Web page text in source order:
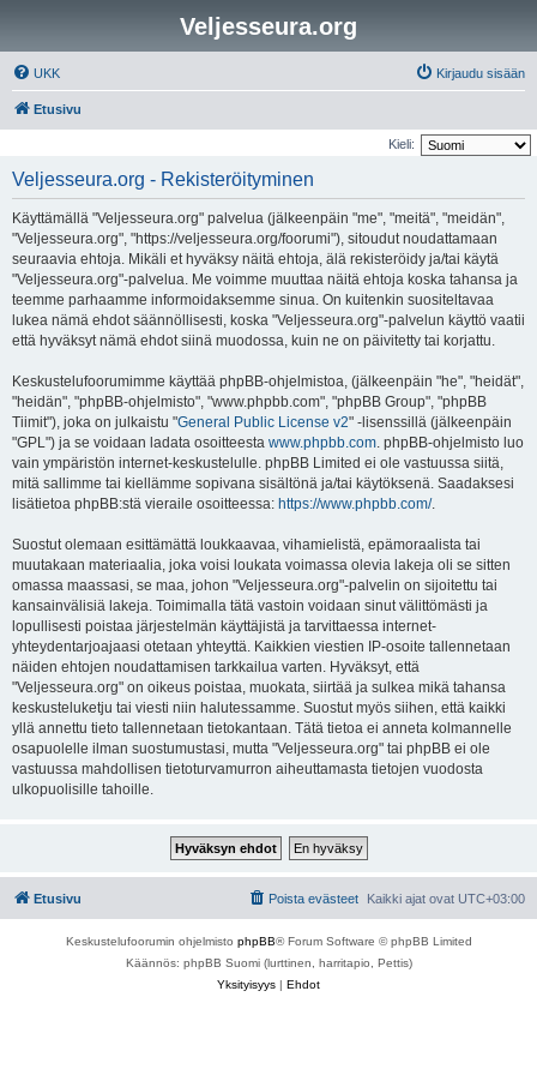
Veljesseura.org
UKK Kirjaudu sisään
Etusivu
Kieli:
Veljesseura.org - Rekisteröityminen
Käyttämällä "Veljesseura.org" palvelua (jälkeenpäin "me", "meitä", "meidän",
"Veljesseura.org", "https://veljesseura.org/foorumi"), sitoudut noudattamaan
seuraavia ehtoja. Mikäli et hyväksy näitä ehtoja, älä rekisteröidy ja/tai käytä
"Veljesseura.org"-palvelua. Me voimme muuttaa näitä ehtoja koska tahansa ja
teemme parhaamme informoidaksemme sinua. On kuitenkin suositeltavaa
lukea nämä ehdot säännöllisesti, koska "Veljesseura.org"-palvelun käyttö vaatii
että hyväksyt nämä ehdot siinä muodossa, kuin ne on päivitetty tai korjattu.
Keskustelufoorumimme käyttää phpBB-ohjelmistoa, (jälkeenpäin "he", "heidät",
"heidän", "phpBB-ohjelmisto", "www.phpbb.com", "phpBB Group", "phpBB
Tiimit"), joka on julkaistu "General Public License v2" -lisenssillä (jälkeenpäin
"GPL") ja se voidaan ladata osoitteesta www.phpbb.com. phpBB-ohjelmisto luo
vain ympäristön internet-keskustelulle. phpBB Limited ei ole vastuussa siitä,
mitä sallimme tai kiellämme sopivana sisältönä ja/tai käytöksenä. Saadaksesi
lisätietoa phpBB:stä vieraile osoitteessa: https://www.phpbb.com/.
Suostut olemaan esittämättä loukkaavaa, vihamielistä, epämoraalista tai
muutakaan materiaalia, joka voisi loukata voimassa olevia lakeja oli se sitten
omassa maassasi, se maa, johon "Veljesseura.org"-palvelin on sijoitettu tai
kansainvälisiä lakeja. Toimimalla tätä vastoin voidaan sinut välittömästi ja
lopullisesti poistaa järjestelmän käyttäjistä ja tarvittaessa internet-
yhteydentarjoajaasi otetaan yhteyttä. Kaikkien viestien IP-osoite tallennetaan
näiden ehtojen noudattamisen tarkkailua varten. Hyväksyt, että
"Veljesseura.org" on oikeus poistaa, muokata, siirtää ja sulkea mikä tahansa
keskusteluketju tai viesti niin halutessamme. Suostut myös siihen, että kaikki
yllä annettu tieto tallennetaan tietokantaan. Tätä tietoa ei anneta kolmannelle
osapuolelle ilman suostumustasi, mutta "Veljesseura.org" tai phpBB ei ole
vastuussa mahdollisen tietoturvamurron aiheuttamasta tietojen vuodosta
ulkopuolisille tahoille.
Etusivu Kaikki ajat ovat UTC+03:00
Poista evästeet
Keskustelufoorumin ohjelmisto phpBB® Forum Software © phpBB Limited
Käännös: phpBB Suomi (lurttinen, harritapio, Pettis)
Yksityisyys | Ehdot